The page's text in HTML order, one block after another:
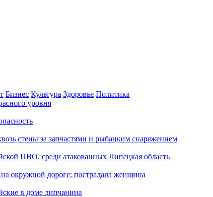
Бизнес Культура Здоровье Политика
уровня
стены за запчастями и рыбацким снаряжением
ПВО, среди атакованных Липецкая область
окружной дороге: пострадала женщина
в доме липчанина